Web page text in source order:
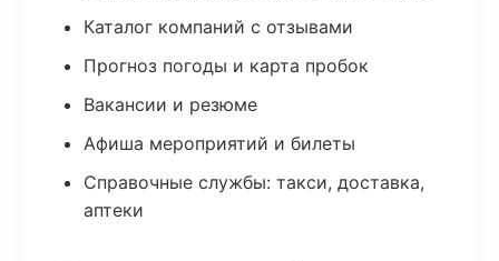
Каталог компаний с отзывами
Прогноз погоды и карта пробок
Вакансии и резюме
Афиша мероприятий и билеты
Справочные службы: такси, доставка,
аптеки